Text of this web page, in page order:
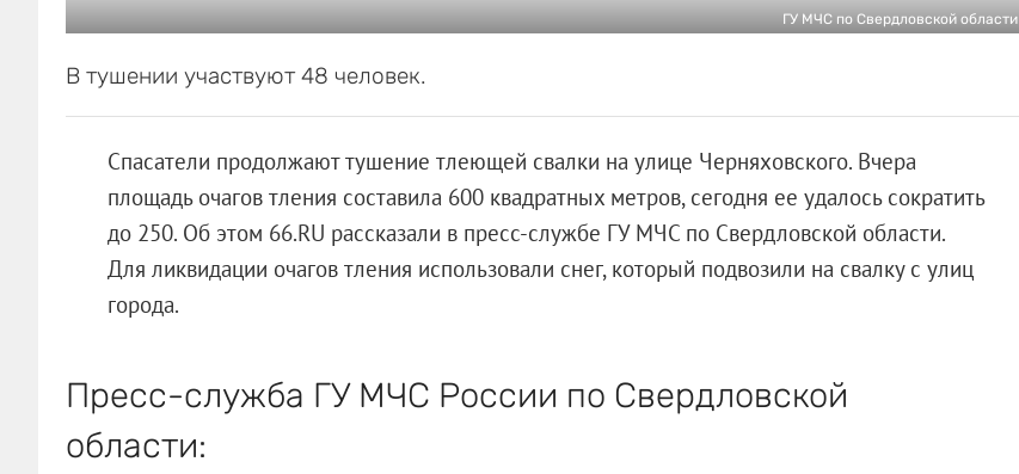
ГУ МЧС по Свердловской области
В тушении участвуют 48 человек.
Спасатели продолжают тушение тлеющей свалки на улице Черняховского. Вчера
площадь очагов тления составила 600 квадратных метров, сегодня ее удалось сократить
до 250. Об этом 66.RU рассказали в пресс-службе ГУ МЧС по Свердловской области.
Для ликвидации очагов тления использовали снег, который подвозили на свалку с улиц
города.
Пресс-служба ГУ МЧС России по Свердловской
области: